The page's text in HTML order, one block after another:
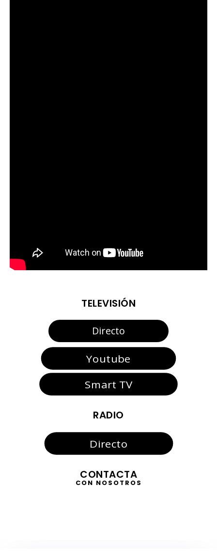
TELEVISIÓN
Directo
Youtube
Smart TV
RADIO
Directo
CONTACTA
CON NOSOTROS